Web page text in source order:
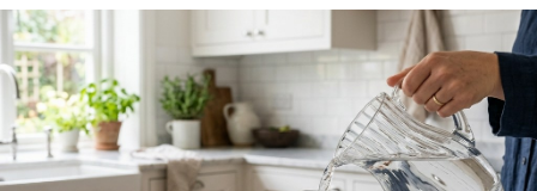
ACCOUNT MENU
meeting_room ログイン person 新規会員登録